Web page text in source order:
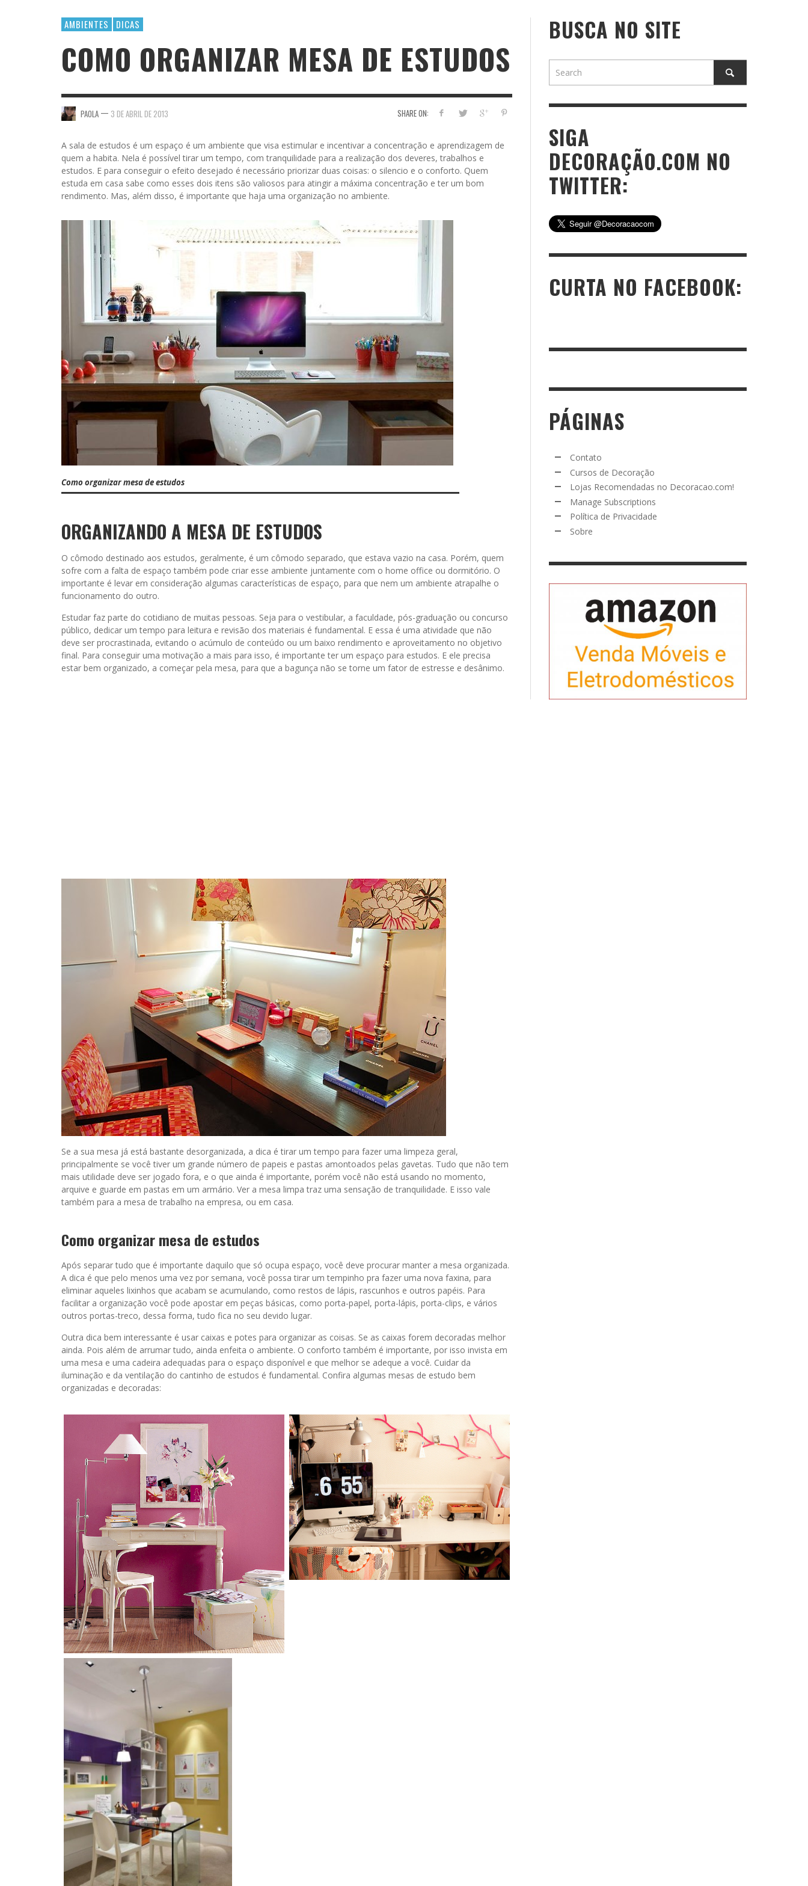
AMBIENTES DICAS
COMO ORGANIZAR MESA DE ESTUDOS
SHARE ON:
PAOLA — 3 DE ABRIL DE 2013
A sala de estudos é um espaço é um ambiente que visa estimular e incentivar a concentração e aprendizagem de
quem a habita. Nela é possível tirar um tempo, com tranquilidade para a realização dos deveres, trabalhos e
estudos. E para conseguir o efeito desejado é necessário priorizar duas coisas: o silencio e o conforto. Quem
estuda em casa sabe como esses dois itens são valiosos para atingir a máxima concentração e ter um bom
rendimento. Mas, além disso, é importante que haja uma organização no ambiente.
Como organizar mesa de estudos
ORGANIZANDO A MESA DE ESTUDOS
O cômodo destinado aos estudos, geralmente, é um cômodo separado, que estava vazio na casa. Porém, quem
sofre com a falta de espaço também pode criar esse ambiente juntamente com o home office ou dormitório. O
importante é levar em consideração algumas características de espaço, para que nem um ambiente atrapalhe o
funcionamento do outro.
Estudar faz parte do cotidiano de muitas pessoas. Seja para o vestibular, a faculdade, pós-graduação ou concurso
público, dedicar um tempo para leitura e revisão dos materiais é fundamental. E essa é uma atividade que não
deve ser procrastinada, evitando o acúmulo de conteúdo ou um baixo rendimento e aproveitamento no objetivo
final. Para conseguir uma motivação a mais para isso, é importante ter um espaço para estudos. E ele precisa
estar bem organizado, a começar pela mesa, para que a bagunça não se torne um fator de estresse e desânimo.
Se a sua mesa já está bastante desorganizada, a dica é tirar um tempo para fazer uma limpeza geral,
principalmente se você tiver um grande número de papeis e pastas amontoados pelas gavetas. Tudo que não tem
mais utilidade deve ser jogado fora, e o que ainda é importante, porém você não está usando no momento,
arquive e guarde em pastas em um armário. Ver a mesa limpa traz uma sensação de tranquilidade. E isso vale
também para a mesa de trabalho na empresa, ou em casa.
Como organizar mesa de estudos
Após separar tudo que é importante daquilo que só ocupa espaço, você deve procurar manter a mesa organizada.
A dica é que pelo menos uma vez por semana, você possa tirar um tempinho pra fazer uma nova faxina, para
eliminar aqueles lixinhos que acabam se acumulando, como restos de lápis, rascunhos e outros papéis. Para
facilitar a organização você pode apostar em peças básicas, como porta-papel, porta-lápis, porta-clips, e vários
outros portas-treco, dessa forma, tudo fica no seu devido lugar.
Outra dica bem interessante é usar caixas e potes para organizar as coisas. Se as caixas forem decoradas melhor
ainda. Pois além de arrumar tudo, ainda enfeita o ambiente. O conforto também é importante, por isso invista em
uma mesa e uma cadeira adequadas para o espaço disponível e que melhor se adeque a você. Cuidar da
iluminação e da ventilação do cantinho de estudos é fundamental. Confira algumas mesas de estudo bem
organizadas e decoradas:
BUSCA NO SITE
SIGA
DECORAÇÃO.COM NO
TWITTER:
CURTA NO FACEBOOK:
PÁGINAS
Contato
Cursos de Decoração
Lojas Recomendadas no Decoracao.com!
Manage Subscriptions
Política de Privacidade
Sobre